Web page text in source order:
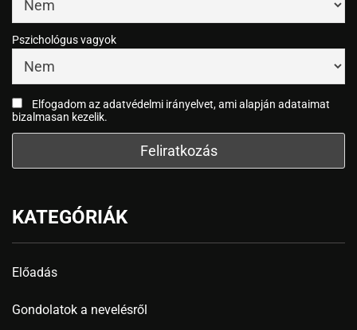
Pszichológus vagyok
Elfogadom az adatvédelmi irányelvet, ami alapján adataimat
bizalmasan kezelik.
KATEGÓRIÁK
Előadás
Gondolatok a nevelésről